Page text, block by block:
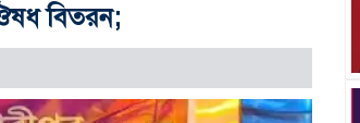
ঔষধ বিতরন;